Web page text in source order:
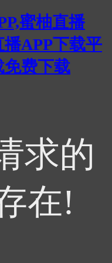
蜜柚直播
APP下载平
免费下载
求的
在!